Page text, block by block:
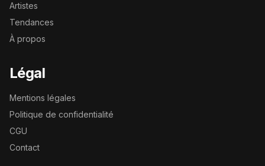
Artistes
Tendances
À propos
Légal
Mentions légales
Politique de confidentialité
CGU
Contact